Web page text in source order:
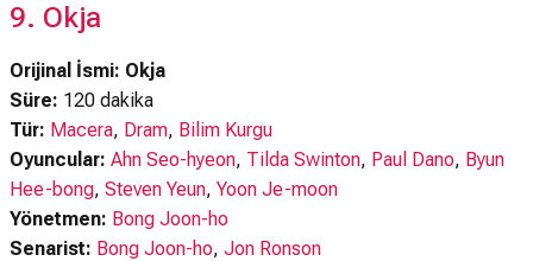
9. Okja
Orijinal İsmi: Okja
Süre: 120 dakika
Tür: Macera, Dram, Bilim Kurgu
Oyuncular: Ahn Seo-hyeon, Tilda Swinton, Paul Dano, Byun
Hee-bong, Steven Yeun, Yoon Je-moon
Yönetmen: Bong Joon-ho
Senarist: Bong Joon-ho, Jon Ronson